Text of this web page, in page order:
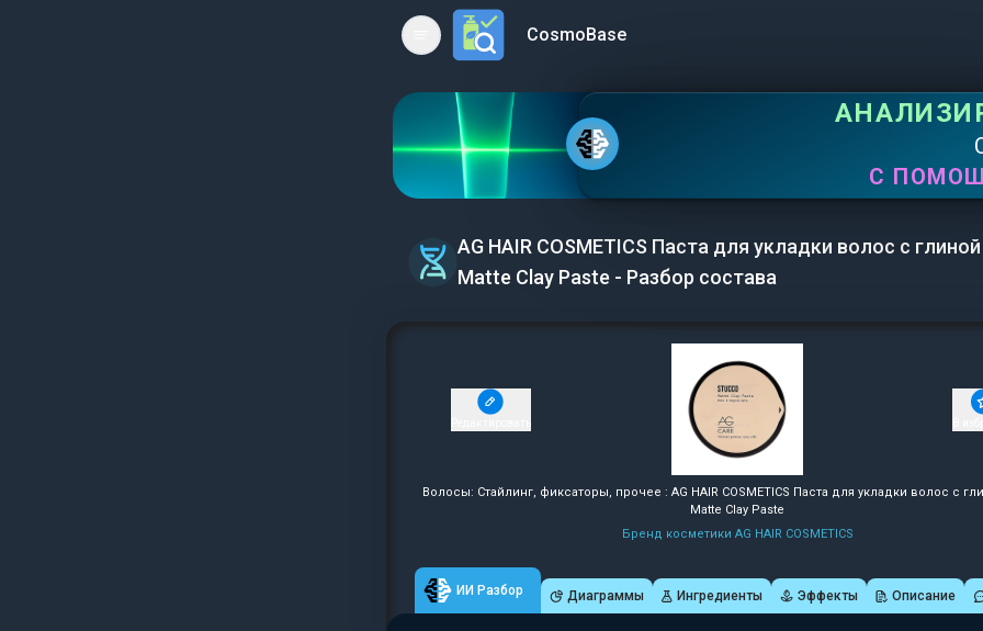
Open main menuCosmoBase
С
AG HAIR COSMETICS Паста для укладки волос с
Matte Clay Paste - Разбор состава
Волосы: Стайлинг, фиксаторы, прочее : AG HAIR COSMETICS Паста для укладки волос с
Matte Clay Paste
Бренд косметики AG HAIR COSMETICS
ИИ Разбор Диаграммы Ингредиенты Эффекты Описание